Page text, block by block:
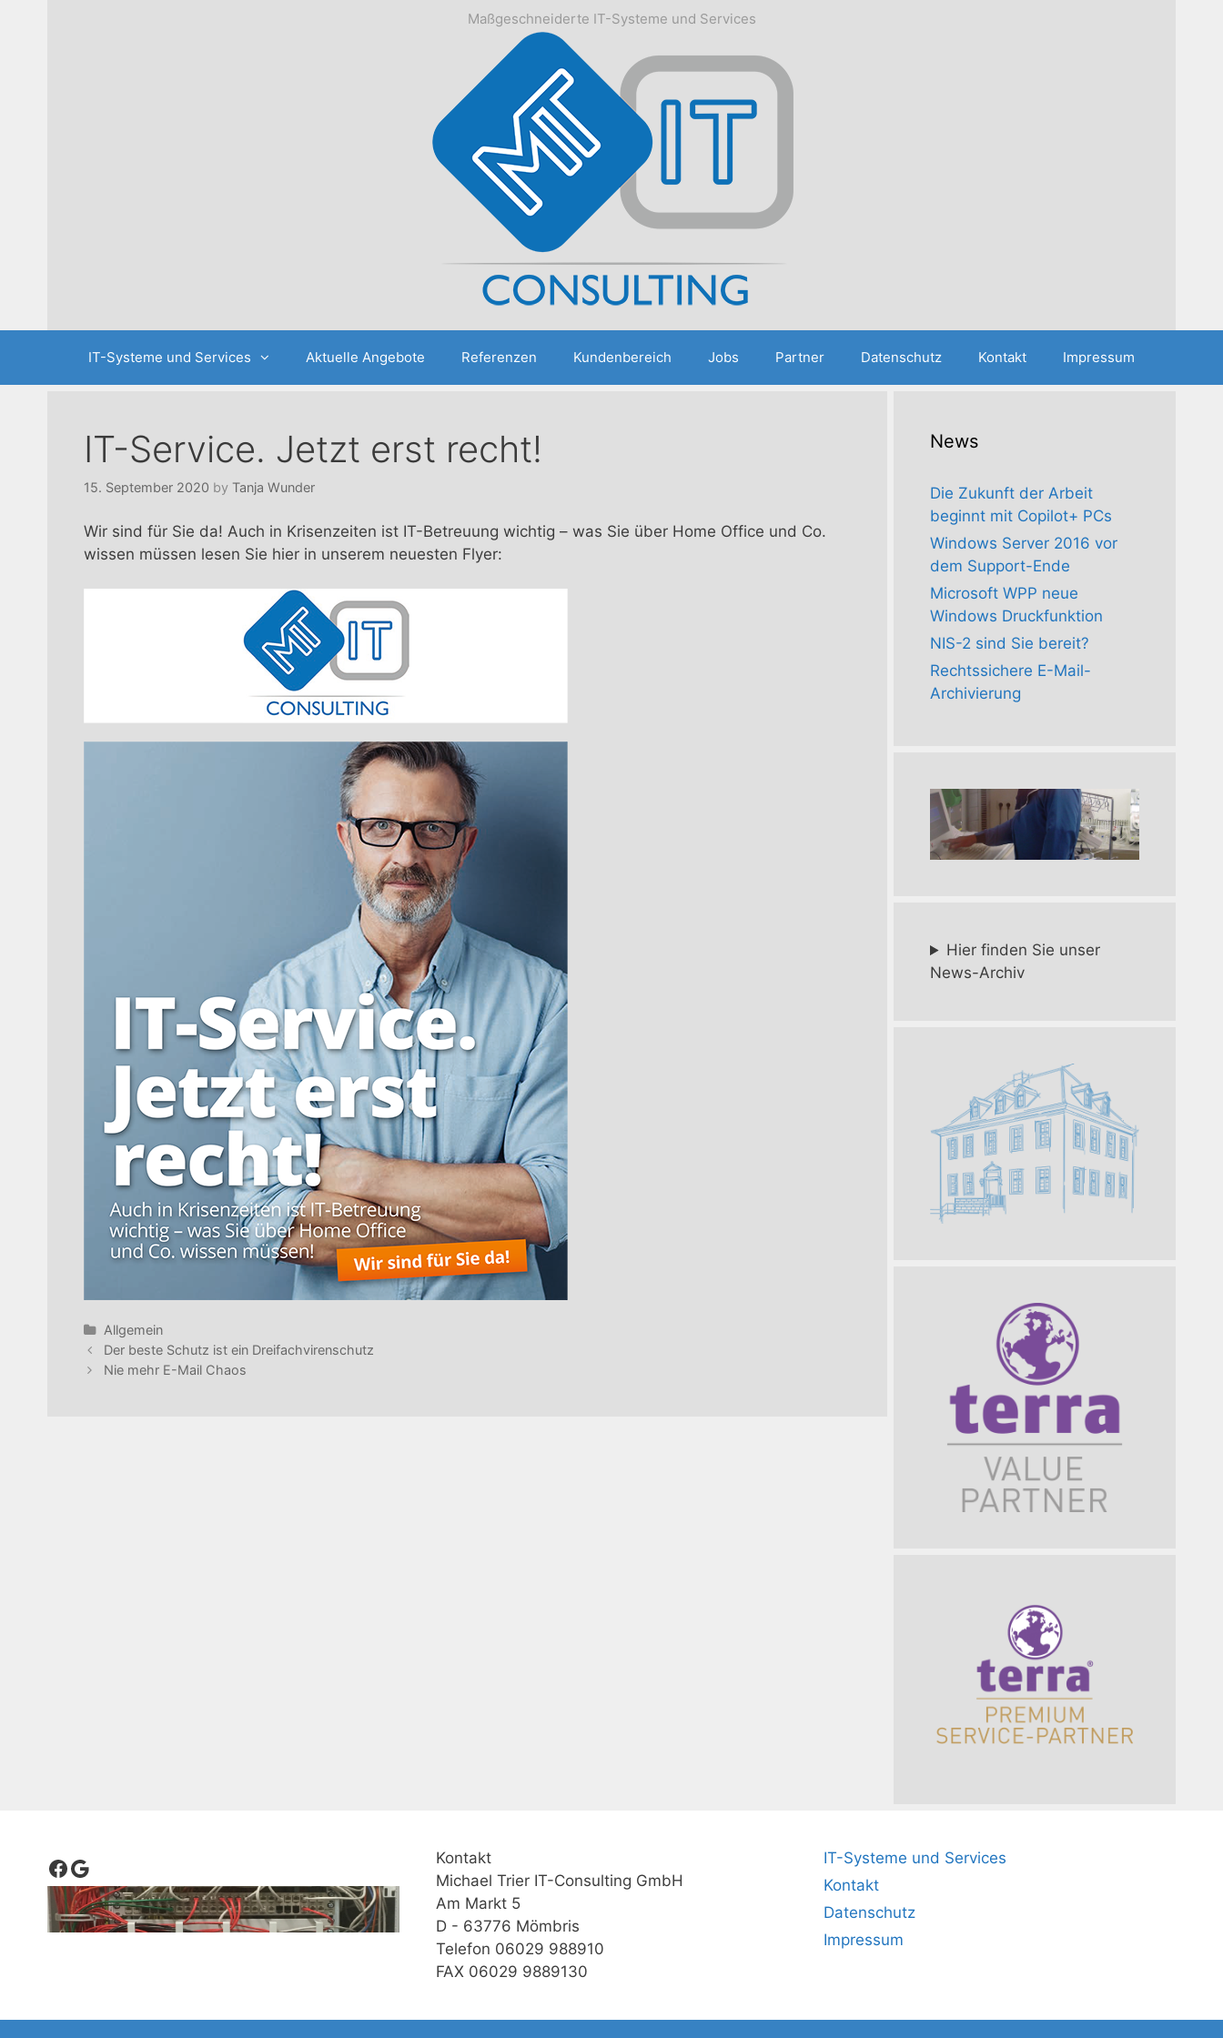
Maßgeschneiderte IT-Systeme und Services
IT-Systeme und Services Aktuelle Angebote Referenzen Kundenbereich Jobs Partner Datenschutz Kontakt Impressum
IT-Service. Jetzt erst recht!
15. September 2020 by Tanja Wunder
Wir sind für Sie da! Auch in Krisenzeiten ist IT-Betreuung wichtig – was Sie über Home Office und Co.
wissen müssen lesen Sie hier in unserem neuesten Flyer:
Categories
Allgemein
Post
navigation
Der beste Schutz ist ein Dreifachvirenschutz
Nie mehr E-Mail Chaos
News
Die Zukunft der Arbeit
beginnt mit Copilot+ PCs
Windows Server 2016 vor
dem Support-Ende
Microsoft WPP neue
Windows Druckfunktion
NIS-2 sind Sie bereit?
Rechtssichere E-Mail-
Archivierung
Hier finden Sie unser
News-Archiv
Facebook
Google
Kontakt
Michael Trier IT-Consulting GmbH
Am Markt 5
D - 63776 Mömbris
Telefon 06029 988910
FAX 06029 9889130
IT-Systeme und Services
Kontakt
Datenschutz
Impressum